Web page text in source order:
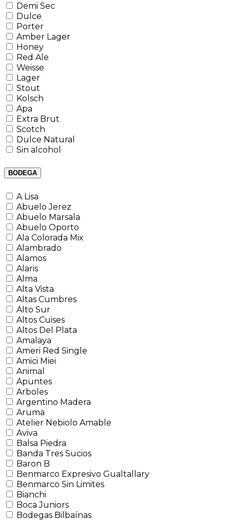
Demi Sec
Dulce
Porter
Amber Lager
Honey
Red Ale
Weisse
Lager
Stout
Kolsch
Apa
Extra Brut
Scotch
Dulce Natural
Sin alcohol
BODEGA
A Lisa
Abuelo Jerez
Abuelo Marsala
Abuelo Oporto
Ala Colorada Mix
Alambrado
Alamos
Alaris
Alma
Alta Vista
Altas Cumbres
Alto Sur
Altos Cuises
Altos Del Plata
Amalaya
Ameri Red Single
Amici Miei
Animal
Apuntes
Arboles
Argentino Madera
Aruma
Atelier Nebiolo Amable
Aviva
Balsa Piedra
Banda Tres Sucios
Baron B
Benmarco Expresivo Gualtallary
Benmarco Sin Limites
Bianchi
Boca Juniors
Bodegas Bilbaínas